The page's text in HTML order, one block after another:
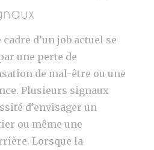
d’un job actuel se
une perte de
de mal-être ou une
Plusieurs signaux
d’envisager un
ou même une
Lorsque la